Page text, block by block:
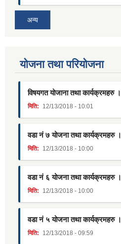
अन्य
याेजना तथा परियाेजना
विषयगत योजाना तथा कार्यक्रमहरु ।
मिति: 12/13/2018 - 10:01
वडा नं ७ योजना तथा कार्यक्रमहरु ।
मिति: 12/13/2018 - 10:00
वडा नं ६ योजना तथा कार्यक्रमहरु ।
मिति: 12/13/2018 - 10:00
वडा नं ५ योजना तथा कार्यक्रमहरु ।
मिति: 12/13/2018 - 09:59